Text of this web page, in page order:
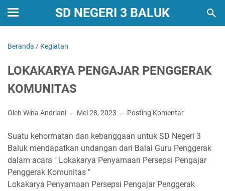
SD NEGERI 3 BALUK
Beranda / Kegiatan
LOKAKARYA PENGAJAR PENGGERAK
KOMUNITAS
Oleh Wina Andriani Mei 28, 2023 Posting Komentar
Suatu kehormatan dan kebanggaan untuk SD Negeri 3
Baluk mendapatkan undangan dari Balai Guru Penggerak
dalam acara " Lokakarya Penyamaan Persepsi Pengajar
Penggerak Komunitas "
Lokakarya Penyamaan Persepsi Pengajar Penggerak